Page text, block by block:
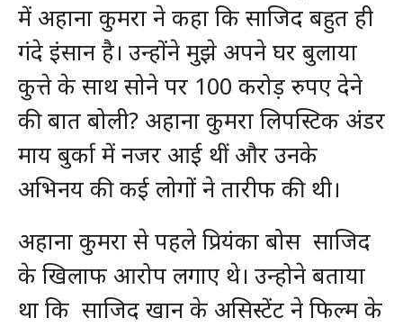
में अहाना कुमरा ने कहा कि साजिद बहुत ही
गंदे इंसान है। उन्होंने मुझे अपने घर बुलाया
कुत्ते के साथ सोने पर 100 करोड़ रुपए देने
की बात बोली? अहाना कुमरा लिपस्ट‍िक अंडर
माय बुर्का में नजर आई थीं और उनके
अभिनय की कई लोगों ने तारीफ की थी।
अहाना कुमरा से पहले प्रियंका बोस साजिद
के खिलाफ आरोप लगाए थे। उन्होने बताया
था कि साजिद खान के असिस्टेंट ने फिल्म के